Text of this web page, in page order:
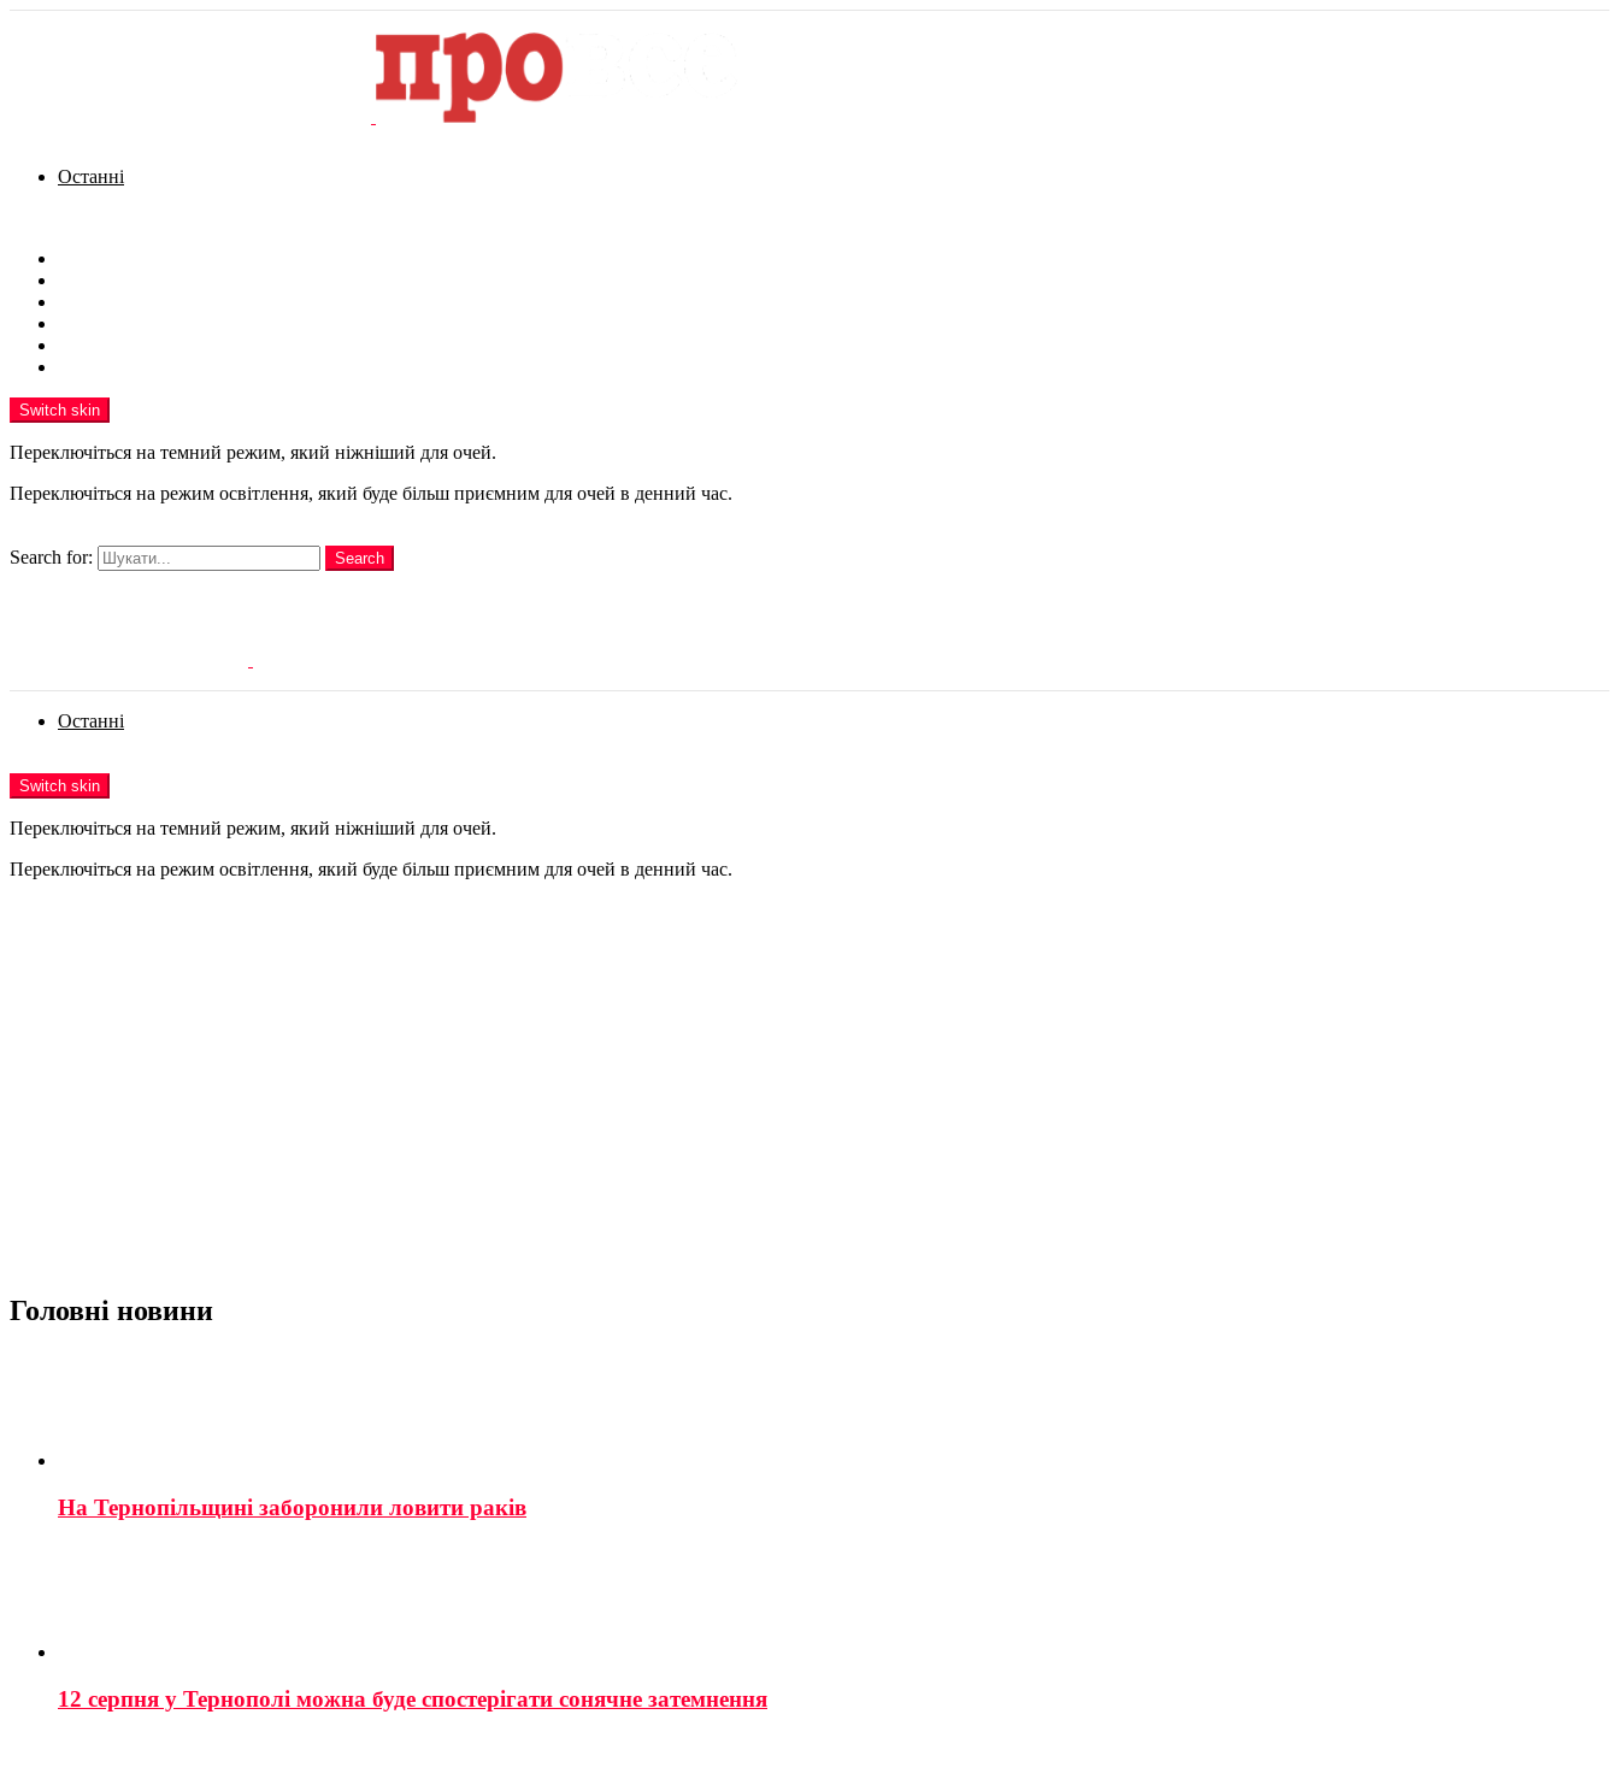
Останні
Switch skin
Переключіться на темний режим, який ніжніший для очей.
Переключіться на режим освітлення, який буде більш приємним для очей в денний час.
Search for:
Search
Останні
Switch skin
Переключіться на темний режим, який ніжніший для очей.
Переключіться на режим освітлення, який буде більш приємним для очей в денний час.
Головні новини
На Тернопільщині заборонили ловити раків
12 серпня у Тернополі можна буде спостерігати сонячне затемнення